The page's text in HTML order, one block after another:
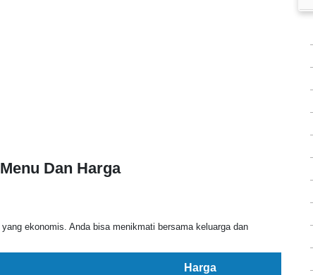
Dan Harga
ekonomis. Anda bisa menikmati bersama keluarga dan
Harga